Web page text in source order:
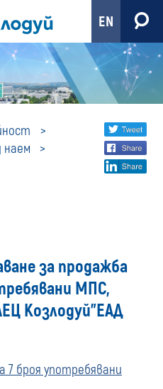
EN
наем
ПродажбиShare
social
за продажба
МПС,
Козлодуй"ЕАД
7 броя употребявани